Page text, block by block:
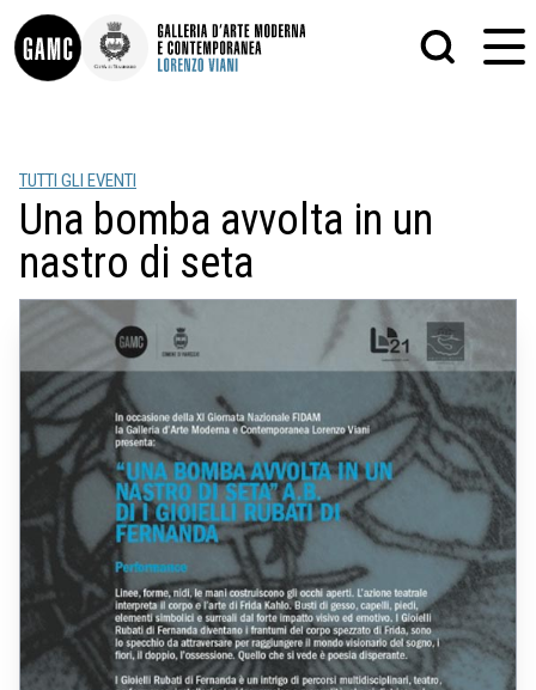
INFO
CONTATTI
DIDATTICA
GLI AUTORI
LORENZO VIANI
MOSTRE
EVENTI
PALAZZO DELLE MUSE
PITTURA
SCULTURA
TUTTI GLI EVENTI
Una bomba avvolta in un
nastro di seta